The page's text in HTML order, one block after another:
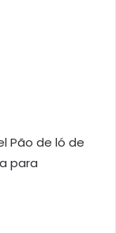
Pão de ló de
para